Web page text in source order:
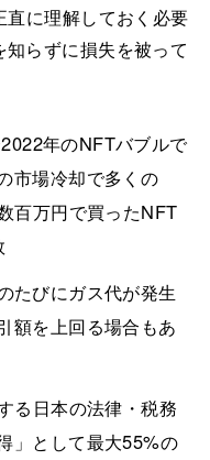
に理解しておく必要
らずに損失を被って
2022年のNFTバブルで
市場冷却で多くの
百万円で買ったNFT
たびにガス代が発生
額を上回る場合もあ
る日本の法律・税務
」として最大55%の